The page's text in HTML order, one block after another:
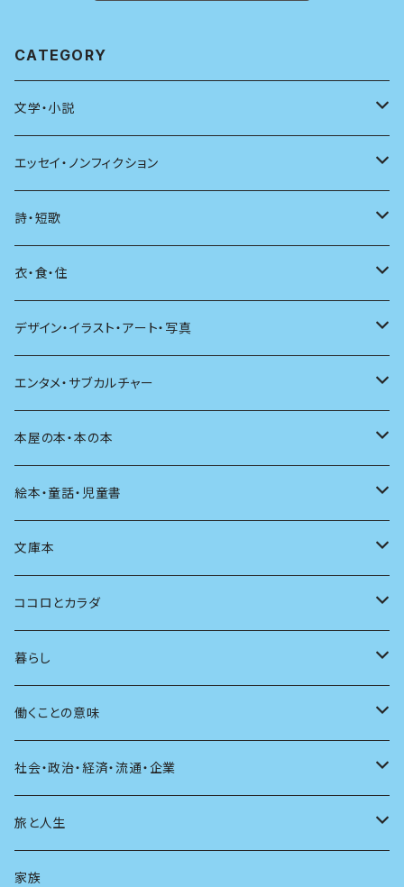
CATEGORY
文学・小説
日本
海外
日本語
文学理論
評論
文章術
エッセイ・ノンフィクション
エッセイ
日記
ノンフィクション
その他
評論
言葉
言語
批評
アンソロジー
自伝・伝記
詩・短歌
詩
短歌
その他
衣・食・住
着る
食べる
料理
発酵・麹
住う
その他
デザイン・イラスト・アート・写真
デザイン
イラスト
アート
写真
その他
インテリア
ファッション
建築
スポーツ
AIと社会
エンタメ・サブカルチャー
映画
音楽
マンガ
テレビ
ラジオ
マガジン
その他
アニメ
日本の芸能
本屋の本・本の本
本屋さんの本
本の本
読書
絵本・童話・児童書
小さいお子さん向け
自分で読めるようになったら
大人も楽しい絵本
海外絵本
童話
その他
文庫本
男性作家
女性作家
その他
ココロとカラダ
フェミニズム
カウンセリング
人間関係
健康
暮らし
料理
育児
日常生活
学ぶ楽しみ
働くことの意味
仕事のヒント
社会・政治・経済・流通・企業
過去
現在
旅と人生
旅
家族